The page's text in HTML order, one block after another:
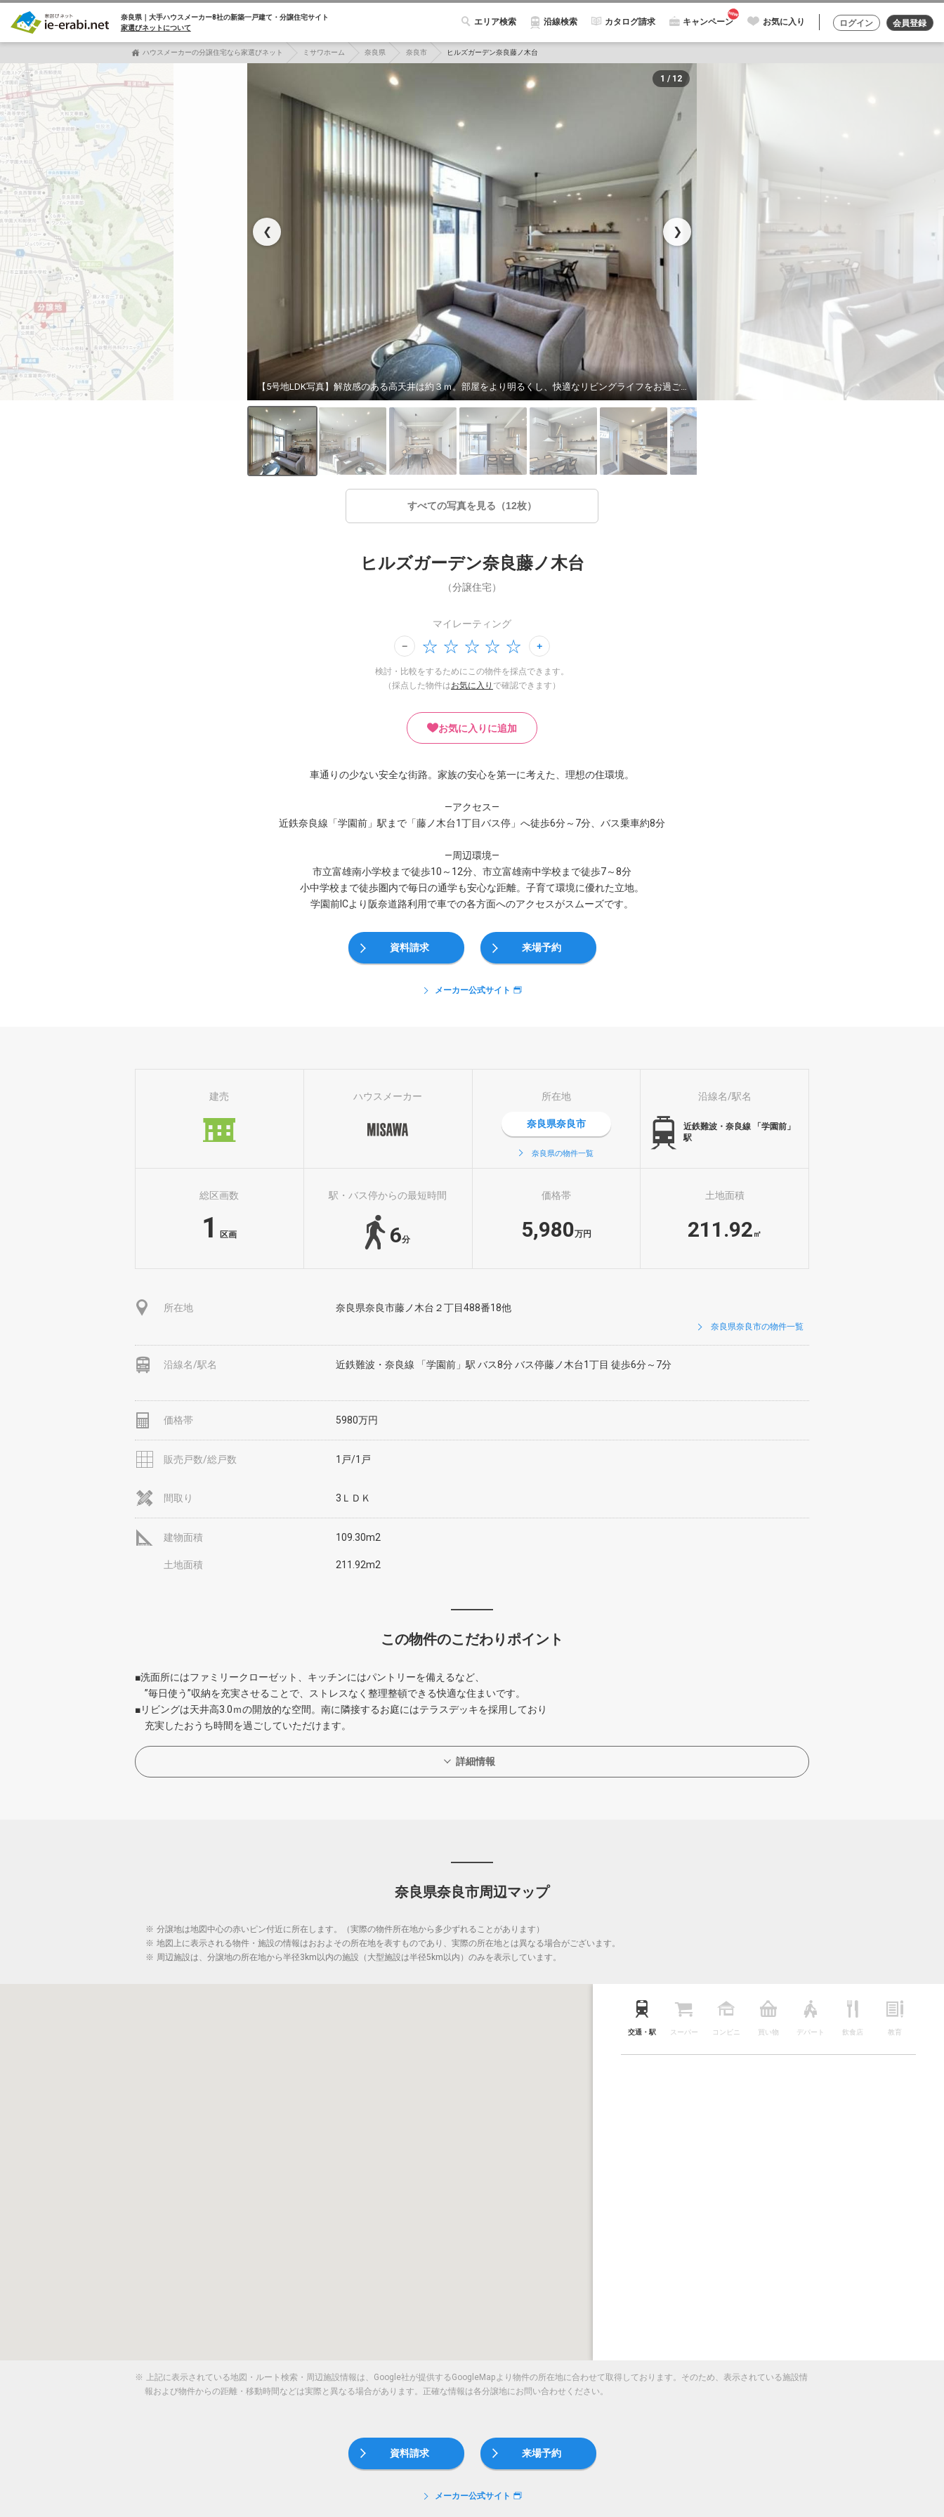
奈良県｜大手ハウスメーカー8社の新築一戸建て・分譲住宅サイト
家選びネットについて
エリア検索 沿線検索 カタログ請求 キャンペーン お気に入り ログイン 会員登録
ハウスメーカーの分譲住宅なら家選びネット ミサワホーム 奈良県 奈良市 ヒルズガーデン奈良藤ノ木台
❮
【5号地LDK写真】解放感のある高天井は約３ｍ。部屋をより明るくし、快適なリビングライフをお過ごしいただけます。（2025年12月撮影）
❯
1 / 12
すべての写真を見る（12枚）
ヒルズガーデン奈良藤ノ木台
（分譲住宅）
マイレーティング
検討・比較をするためにこの物件を採点できます。
（採点した物件はお気に入り で確認できます）
お気に入りに追加
車通りの少ない安全な街路。家族の安心を第一に考えた、理想の住環境。
—アクセス—
近鉄奈良線「学園前」駅まで「藤ノ木台1丁目バス停」へ徒歩6分～7分、バス乗車約8分
—周辺環境—
市立富雄南小学校まで徒歩10～12分、市立富雄南中学校まで徒歩7～8分
小中学校まで徒歩圏内で毎日の通学も安心な距離。子育て環境に優れた立地。
学園前ICより阪奈道路利用で車での各方面へのアクセスがスムーズです。
資料請求 来場予約
メーカー公式サイト
建売 ハウスメーカー 所在地
奈良県奈良市
奈良県の物件一覧
沿線名/駅名
近鉄難波・奈良線 「学園前」
駅
総区画数
1 区画
駅・バス停からの最短時間
6分
価格帯
5,980万円
土地面積
211.92 ㎡
所在地 奈良県奈良市藤ノ木台２丁目488番18他
奈良県奈良市の物件一覧
沿線名/駅名 近鉄難波・奈良線 「学園前」駅 バス8分 バス停藤ノ木台1丁目 徒歩6分～7分
価格帯 5980万円
販売戸数/総戸数 1戸/1戸
間取り 3ＬＤＫ
建物面積 109.30m2
土地面積 211.92m2
この物件のこだわりポイント
■洗面所にはファミリークローゼット、キッチンにはパントリーを備えるなど、
”毎日使う”収納を充実させることで、ストレスなく整理整頓できる快適な住まいです。
■リビングは天井高3.0ｍの開放的な空間。南に隣接するお庭にはテラスデッキを採用しており
充実したおうち時間を過ごしていただけます。
詳細情報
奈良県奈良市周辺マップ
※ 分譲地は地図中心の赤いピン付近に所在します。（実際の物件所在地から多少ずれることがあります）
※ 地図上に表示される物件・施設の情報はおおよその所在地を表すものであり、実際の所在地とは異なる場合がございます。
※ 周辺施設は、分譲地の所在地から半径3km以内の施設（大型施設は半径5km以内）のみを表示しています。
交通・駅 スーパー コンビニ 買い物 デパート 飲食店 教育
※
上記に表示されている地図・ルート検索・周辺施設情報は、Google社が提供するGoogleMapより物件の所在地に合わせて取得しております。そのため、表示されている施設情
報および物件からの距離・移動時間などは実際と異なる場合があります。正確な情報は各分譲地にお問い合わせください。
資料請求 来場予約
メーカー公式サイト